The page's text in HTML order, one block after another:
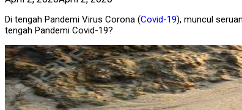
Di tengah Pandemi Virus Corona (Covid-19), muncul
tengah Pandemi Covid-19?